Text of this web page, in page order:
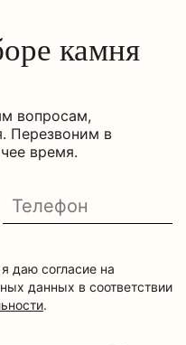
камня
вопросам,
Перезвоним в
время.
даю согласие на
данных в соответствии
.